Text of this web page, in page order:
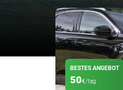
BESTES ANGEBOT
50€/tag